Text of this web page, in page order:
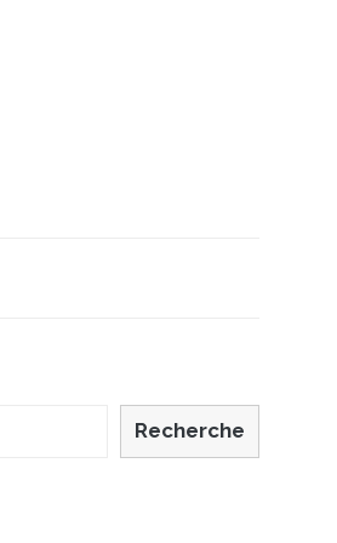
Recherche